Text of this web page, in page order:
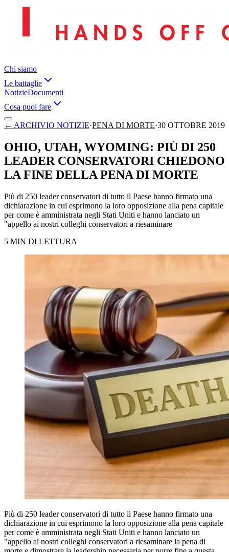
Chi siamo
Le battaglie
NotizieDocumenti
Cosa puoi fare
← ARCHIVIO NOTIZIE·PENA DI MORTE·30 OTTOBRE 2019
OHIO, UTAH, WYOMING: PIÙ DI 250
LEADER CONSERVATORI CHIEDONO
LA FINE DELLA PENA DI MORTE
Più di 250 leader conservatori di tutto il Paese hanno firmato una
dichiarazione in cui esprimono la loro opposizione alla pena capitale
per come è amministrata negli Stati Uniti e hanno lanciato un
"appello ai nostri colleghi conservatori a riesaminare
5 MIN DI LETTURA
Più di 250 leader conservatori di tutto il Paese hanno firmato una
dichiarazione in cui esprimono la loro opposizione alla pena capitale
per come è amministrata negli Stati Uniti e hanno lanciato un
"appello ai nostri colleghi conservatori a riesaminare la pena di